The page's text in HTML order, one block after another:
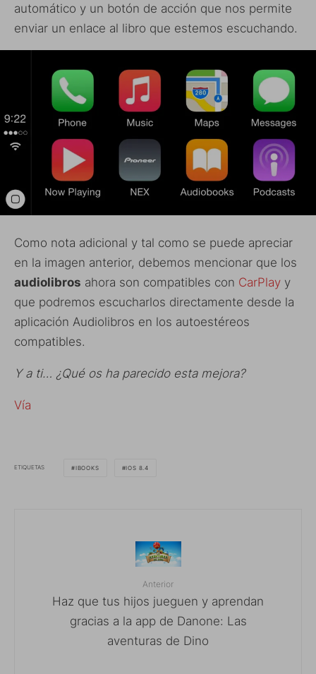
automático y un botón de acción que nos permite
enviar un enlace al libro que estemos escuchando.
Como nota adicional y tal como se puede apreciar
en la imagen anterior, debemos mencionar que los
audiolibros ahora son compatibles con CarPlay y
que podremos escucharlos directamente desde la
aplicación Audiolibros en los autoestéreos
compatibles.
Y a ti… ¿Qué os ha parecido esta mejora?
Vía
ETIQUETAS IBOOKS IOS 8.4
Anterior
Haz que tus hijos jueguen y aprendan
gracias a la app de Danone: Las
aventuras de Dino